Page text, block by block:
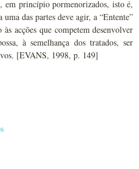
em princípio pormenorizados, isto é,
das partes deve agir, a “Entente”
acções que competem desenvolver
à semelhança dos tratados, ser
[EVANS, 1998, p. 149]